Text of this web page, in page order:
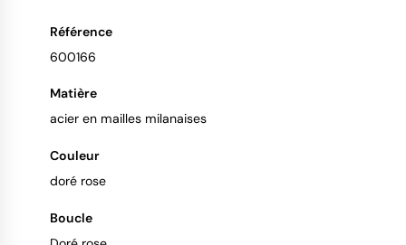
Référence
600166
Matière
acier en mailles milanaises
Couleur
doré rose
Boucle